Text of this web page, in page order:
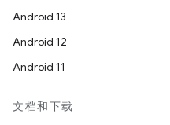
Android 13
Android 12
Android 11
文档和下载